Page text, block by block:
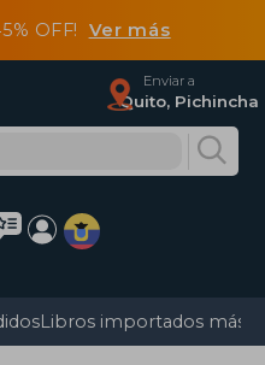
OFF! Ver más
Enviar a
Quito, Pichincha
Libros importados más